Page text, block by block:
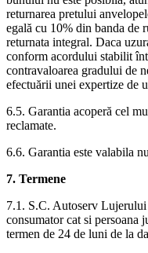
returnarea pretului
egală cu 10% din banda de
returnata integral. Daca
conform acordului stabilit
contravaloarea gradului de
efectuării unei expertize de
6.5. Garantia acoperă cel
reclamate.
6.6. Garantia este valabila
7. Termene
7.1. S.C. Autoserv
consumator cat si persoana
termen de 24 de luni de la